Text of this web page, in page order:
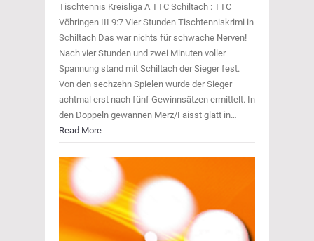
Tischtennis Kreisliga A TTC Schiltach : TTC
Vöhringen III 9:7 Vier Stunden Tischtenniskrimi in
Schiltach Das war nichts für schwache Nerven!
Nach vier Stunden und zwei Minuten voller
Spannung stand mit Schiltach der Sieger fest.
Von den sechzehn Spielen wurde der Sieger
achtmal erst nach fünf Gewinnsätzen ermittelt. In
den Doppeln gewannen Merz/Faisst glatt in…
Read More